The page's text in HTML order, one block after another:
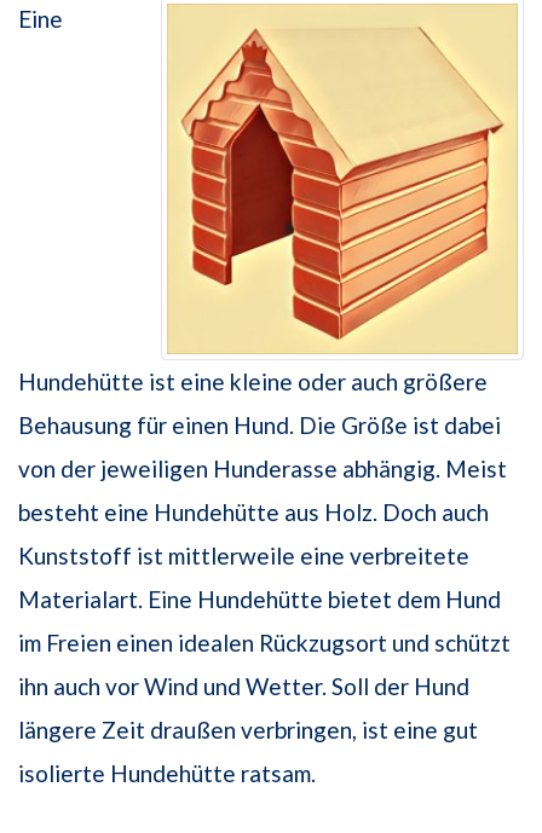
Eine
Hundehütte ist eine kleine oder auch größere
Behausung für einen Hund. Die Größe ist dabei
von der jeweiligen Hunderasse abhängig. Meist
besteht eine Hundehütte aus Holz. Doch auch
Kunststoff ist mittlerweile eine verbreitete
Materialart. Eine Hundehütte bietet dem Hund
im Freien einen idealen Rückzugsort und schützt
ihn auch vor Wind und Wetter. Soll der Hund
längere Zeit draußen verbringen, ist eine gut
isolierte Hundehütte ratsam.